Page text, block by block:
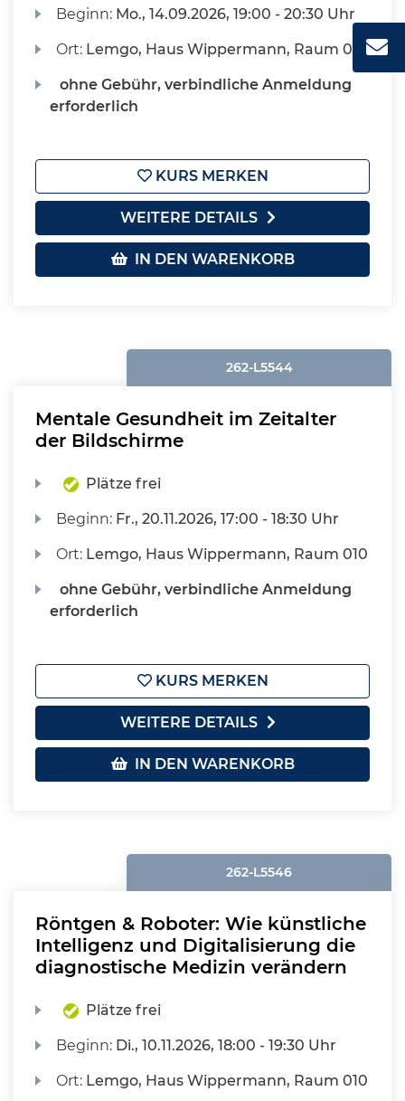
Beginn: Mo., 14.09.2026, 19:00 - 20:30 Uhr
Ort: Lemgo, Haus Wippermann, Raum 010
ohne Gebühr, verbindliche Anmeldung
erforderlich
KURS MERKEN
WEITERE DETAILS
IN DEN WARENKORB
262-L5544
Mentale Gesundheit im Zeitalter
der Bildschirme
Plätze frei
Beginn: Fr., 20.11.2026, 17:00 - 18:30 Uhr
Ort: Lemgo, Haus Wippermann, Raum 010
ohne Gebühr, verbindliche Anmeldung
erforderlich
KURS MERKEN
WEITERE DETAILS
IN DEN WARENKORB
262-L5546
Röntgen & Roboter: Wie künstliche
Intelligenz und Digitalisierung die
diagnostische Medizin verändern
Plätze frei
Beginn: Di., 10.11.2026, 18:00 - 19:30 Uhr
Ort: Lemgo, Haus Wippermann, Raum 010